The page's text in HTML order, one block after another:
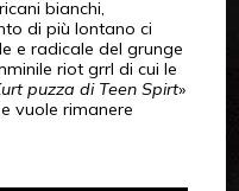
bianchi,
di più lontano ci
e radicale del grunge
riot grrl di cui le
puzza di Teen Spirt»
vuole rimanere